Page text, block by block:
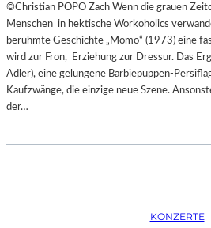
©Christian POPO Zach Wenn die grauen
Menschen in hektische Workoholics
berühmte Geschichte „Momo“ (1973) eine
wird zur Fron, Erziehung zur Dressur. Das
Adler), eine gelungene Barbiepuppen-
Kaufzwänge, die einzige neue Szene.
der…
KONZERTE